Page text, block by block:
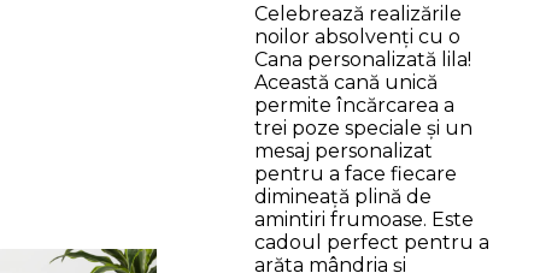
Celebrează realizările
noilor absolvenți cu o
Cana personalizată lila!
Această cană unică
permite încărcarea a
trei poze speciale și un
mesaj personalizat
pentru a face fiecare
dimineață plină de
amintiri frumoase. Este
cadoul perfect pentru a
arăta mândria și